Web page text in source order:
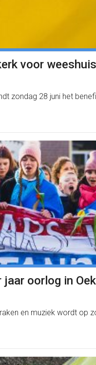
voor
zondag 28 juni het
oorlog in
en muziek wordt op